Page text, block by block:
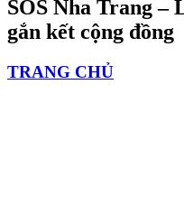
SOS Nha Trang –
gắn kết cộng đồng
TRANG CHỦ